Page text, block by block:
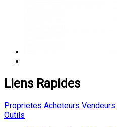
Liens Rapides
Proprietes Acheteurs Vendeurs
Outils